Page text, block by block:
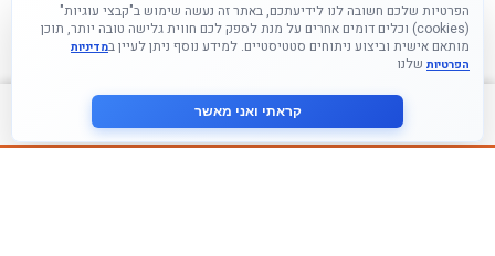
צור קשר
הפרטיות שלכם חשובה לנו לידיעתכם, באתר זה נעשה שימוש ב"קבצי עוגיות"
(cookies) וכלים דומים אחרים על מנת לספק לכם חווית גלישה טובה יותר, תוכן
מותאם אישית וביצוע ניתוחים סטטיסטיים. למידע נוסף ניתן לעיין במדיניות
הפרטיות שלנו
קראתי ואני מאשר